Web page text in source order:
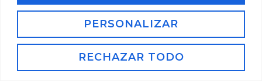
PERSONALIZAR
RECHAZAR TODO